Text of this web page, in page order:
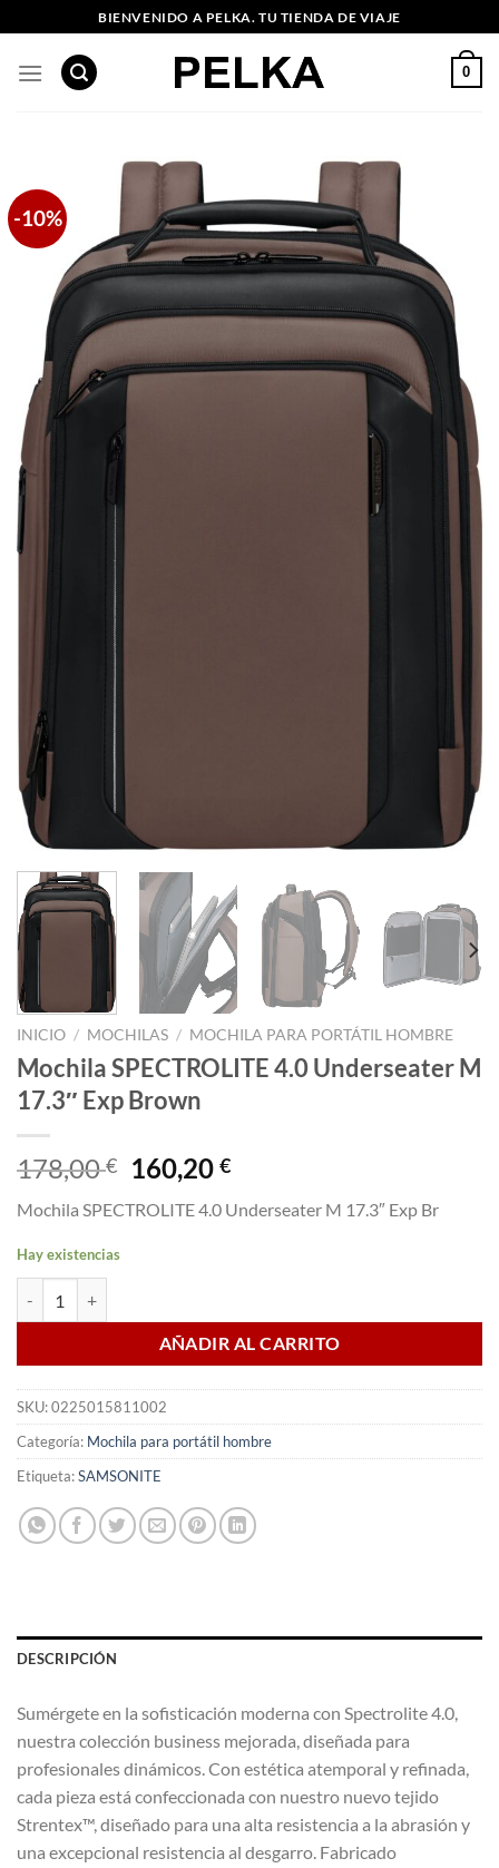
al
contenido
BIENVENIDO A PELKA. TU TIENDA DE VIAJE
0
-10%
INICIO / MOCHILAS / MOCHILA PARA PORTÁTIL HOMBRE
Mochila SPECTROLITE 4.0 Underseater M
17.3″ Exp Brown
178,00€
El
precio
original
160,20€El
actual
Mochila SPECTROLITE 4.0 Underseater M 17.3″ Exp Br
Hay existencias
AÑADIR AL CARRITO
SKU:0225015811002
Categoría: Mochila para portátil hombre
Etiqueta:SAMSONITE
DESCRIPCIÓN
Sumérgete en la sofisticación moderna con Spectrolite 4.0,
nuestra colección business mejorada, diseñada para
profesionales dinámicos. Con estética atemporal y refinada,
cada pieza está confeccionada con nuestro nuevo tejido
Strentex™, diseñado para una alta resistencia a la abrasión y
una excepcional resistencia al desgarro. Fabricado